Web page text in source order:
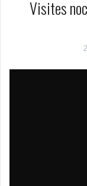
Visites